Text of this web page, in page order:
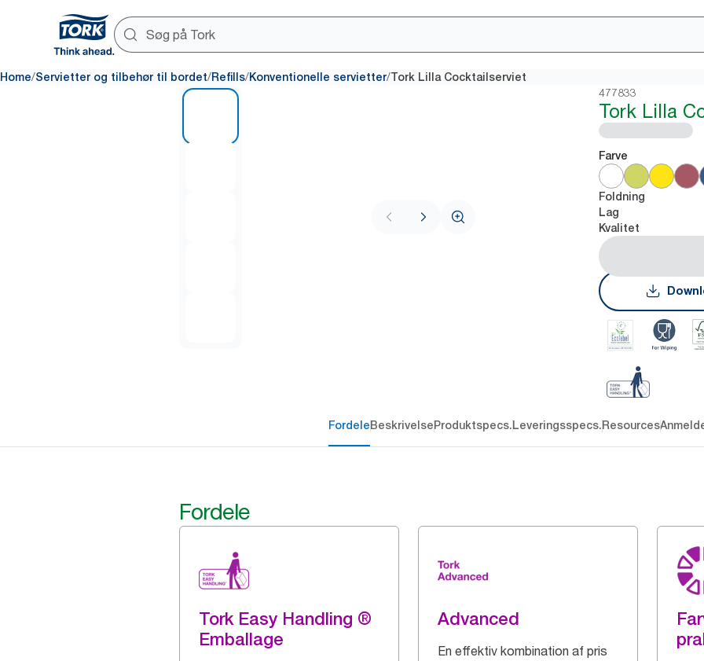
Home/Servietter og tilbehør til bordet/Refills/Konventionelle servietter/Tork Lilla Cocktailserviet
477833
Tork Lilla
Farve
Foldning
Lag
Kvalitet
FordeleBeskrivelseProduktspecs.Leveringsspecs.Resources
Fordele
Tork Easy Handling ®
Emballage
Advanced
En effektiv kombination af pris